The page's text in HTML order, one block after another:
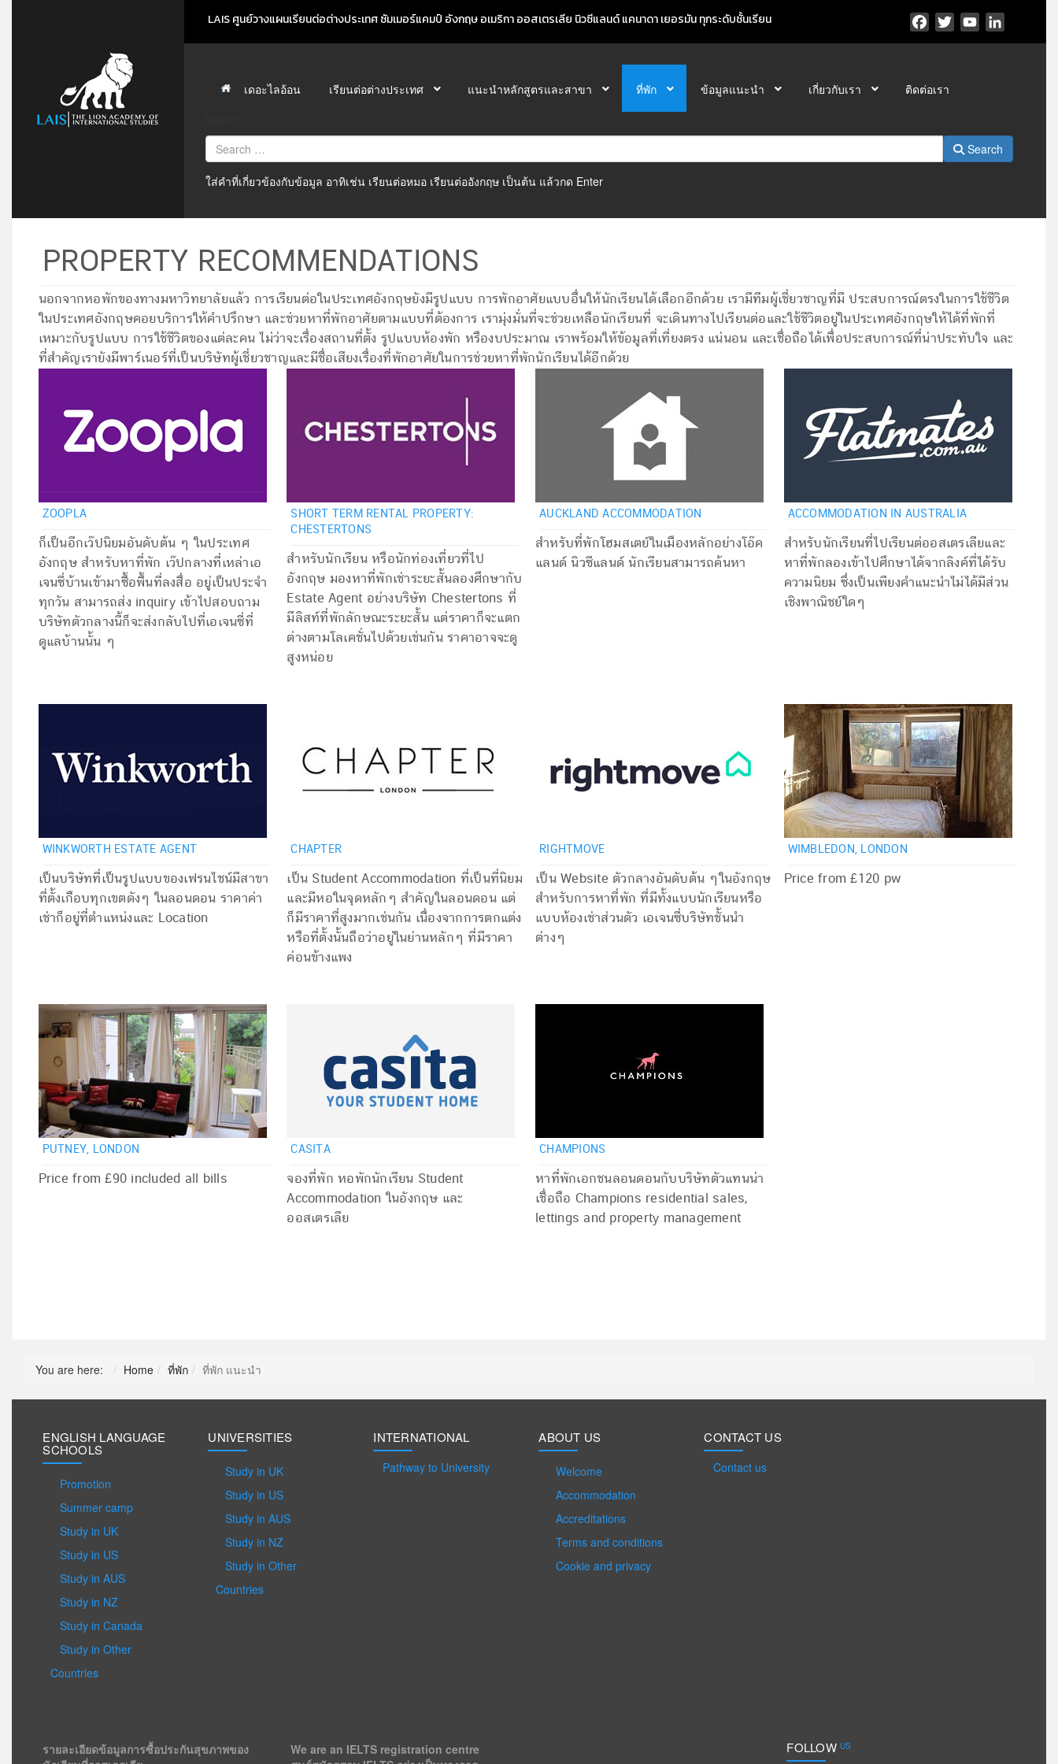
LAIS ศูนย์วางแผนเรียนต่อต่างประเทศ ซัมเมอร์แคมป์ อังกฤษ อเมริกา ออสเตรเลีย นิวซีแลนด์ แคนาดา เยอรมัน ทุกระดับชั้นเรียน
Facebook
TwitterYouTubeLinkedIn
เดอะไลอ้อน เรียนต่อต่างประเทศ แนะนำหลักสูตรและสาขา ที่พัก ข้อมูลแนะนำ เกี่ยวกับเรา
ติดต่อเรา
Search
ใส่คำที่เกี่ยวข้องกับข้อมูล อาทิเช่น เรียนต่อหมอ เรียนต่ออังกฤษ เป็นต้น แล้วกด Enter
PROPERTY RECOMMENDATIONS
นอกจากหอพักของทางมหาวิทยาลัยแล้ว การเรียนต่อในประเทศอังกฤษยังมีรูปแบบ การพักอาศัยแบบอื่นให้นักเรียนได้เลือกอีกด้วย เรามีทีมผู้เชี่ยวชาญที่มี ประสบการณ์ตรงในการใช้ชีวิต
ในประเทศอังกฤษคอยบริการให้คำปรึกษา และช่วยหาที่พักอาศัยตามแบบที่ต้องการ เรามุ่งมั่นที่จะช่วยเหลือนักเรียนที่ จะเดินทางไปเรียนต่อและใช้ชีวิตอยู่ในประเทศอังกฤษให้ได้ที่พักที่
เหมาะกับรูปแบบ การใช้ชีวิตของแต่ละคน ไม่ว่าจะเรื่องสถานที่ตั้ง รูปแบบห้องพัก หรืองบประมาณ เราพร้อมให้ข้อมูลที่เที่ยงตรง แน่นอน และเชื่อถือได้เพื่อประสบการณ์ที่น่าประทับใจ และ
ที่สำคัญเรายังมีพาร์เนอร์ที่เป็นบริษัทผู้เชี่ยวชาญและมีชื่อเสียงเรื่องที่พักอาศัยในการช่วยหาที่พักนักเรียนได้อีกด้วย
ZOOPLA
ก็เป็นอีกเว๊ปนิยมอันดับต้น ๆ ในประเทศ
อังกฤษ สำหรับหาที่พัก เว๊ปกลางที่เหล่าเอ
เจนซี่บ้านเข้ามาซื้อพื้นที่ลงสื่อ อยู่เป็นประจำ
ทุกวัน สามารถส่ง inquiry เข้าไปสอบถาม
บริษัทตัวกลางนี้ก็จะส่งกลับไปที่เอเจนซี่ที่
ดูแลบ้านนั้น ๆ
SHORT TERM RENTAL PROPERTY:
CHESTERTONS
สำหรับนักเรียน หรือนักท่องเที่ยวที่ไป
อังกฤษ มองหาที่พักเช่าระยะสั้นลองศึกษากับ
Estate Agent อย่างบริษัท Chestertons ที่
มีลิสท์ที่พักลักษณะระยะสั้น แต่ราคาก็จะแตก
ต่างตามโลเคชั่นไปด้วยเช่นกัน ราคาอาจจะดู
สูงหน่อย
AUCKLAND ACCOMMODATION
สำหรับที่พักโฮมสเตย์ในเมืองหลักอย่างโอ๊ค
แลนด์ นิวซีแลนด์ นักเรียนสามารถค้นหา
ACCOMMODATION IN AUSTRALIA
สำหรับนักเรียนที่ไปเรียนต่ออสเตรเลียและ
หาที่พักลองเข้าไปศึกษาได้จากลิงค์ที่ได้รับ
ความนิยม ซึ่งเป็นเพียงคำแนะนำไม่ได้มีส่วน
เชิงพาณิชย์ใดๆ
WINKWORTH ESTATE AGENT
เป็นบริษัทที่เป็นรูปแบบของเฟรนไชน์มีสาขา
ที่ตั้งเกือบทุกเขตดังๆ ในลอนดอน ราคาค่า
เช่าก็อยู่ที่ตำแหน่งและ Location
CHAPTER
เป็น Student Accommodation ที่เป็นที่นิยม
และมีหอในจุดหลักๆ สำคัญในลอนดอน แต่
ก็มีราคาที่สูงมากเช่นกัน เนื่องจากการตกแต่ง
หรือที่ตั้งนั้นถือว่าอยู่ในย่านหลักๆ ที่มีราคา
ค่อนข้างแพง
RIGHTMOVE
เป็น Website ตัวกลางอันดับต้น ๆในอังกฤษ
สำหรับการหาที่พัก ที่มีทั้งแบบนักเรียนหรือ
แบบห้องเช่าส่วนตัว เอเจนซี่บริษัทชั้นนำ
ต่างๆ
WIMBLEDON, LONDON
Price from £120 pw
PUTNEY, LONDON
Price from £90 included all bills
CASITA
จองที่พัก หอพักนักเรียน Student
Accommodation ในอังกฤษ และ
ออสเตรเลีย
CHAMPIONS
หาที่พักเอกชนลอนดอนกับบริษัทตัวแทนน่า
เชื่อถือ Champions residential sales,
lettings and property management
You are here: Home ที่พัก ที่พัก แนะนำ
ENGLISH LANGUAGE
SCHOOLS
Promotion
Summer camp
Study in UK
Study in US
Study in AUS
Study in NZ
Study in Canada
Study in Other
Countries
UNIVERSITIES
Study in UK
Study in US
Study in AUS
Study in NZ
Study in Other
Countries
INTERNATIONAL
Pathway to University
ABOUT US
Welcome
Accommodation
Accreditations
Terms and conditions
Cookie and privacy
CONTACT US
Contact us
รายละเอียดข้อมูลการซื้อประกันสุขภาพของ
We are an IELTS registration centre
FOLLOWUS